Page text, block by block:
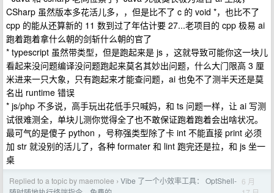
CSharp 虽然版本多花活儿多，，但是比不了 c 的 void *，也比不了
cpp 的能从还算新的 11 数到过了年估计要 27...老项目的 cpp 极易 ai
跑着跑着拿什么朝的剑斩什么朝的官了
* typescript 虽然带类型，但是跑起来是 js ，这就导致可能你这一块儿
看起来没问题编译没问题跑起来莫名其妙出问题，什么大门限高 3 厘
米进来一只大象，只有跑起来才能查问题，ai 也免不了测半天还是莫
名出 runtime 错误
* js/php 不多说，高手玩出花低手只喊妈，和 ts 问题一样，让 ai 写测
试很难测全，单块儿测你觉得全了也不敢保证跑着跑着会出啥状况。
最可气的是傻子 python ，号称强类型除了卡 int 不能直接 print 必须
加 str 就没别的活儿了，各种 formater 和 lint 跑完还是拉，和 js 坐一
桌
Replied to a topic by maemolee › Vibe 了一个小效率工具： OptShell- 6 月